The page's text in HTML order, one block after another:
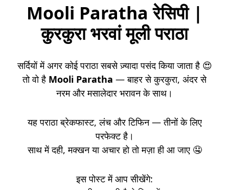
Mooli Paratha रेसिपी |
कुरकुरा भरवां मूली पराठा
सर्दियों में अगर कोई पराठा सबसे ज़्यादा पसंद किया जाता है 😍
तो वो है Mooli Paratha — बाहर से कुरकुरा, अंदर से
नरम और मसालेदार भरावन के साथ।
यह पराठा ब्रेकफास्ट, लंच और टिफिन — तीनों के लिए
परफेक्ट है।
साथ में दही, मक्खन या अचार हो तो मज़ा ही आ जाए 🤤
इस पोस्ट में आप सीखेंगे: